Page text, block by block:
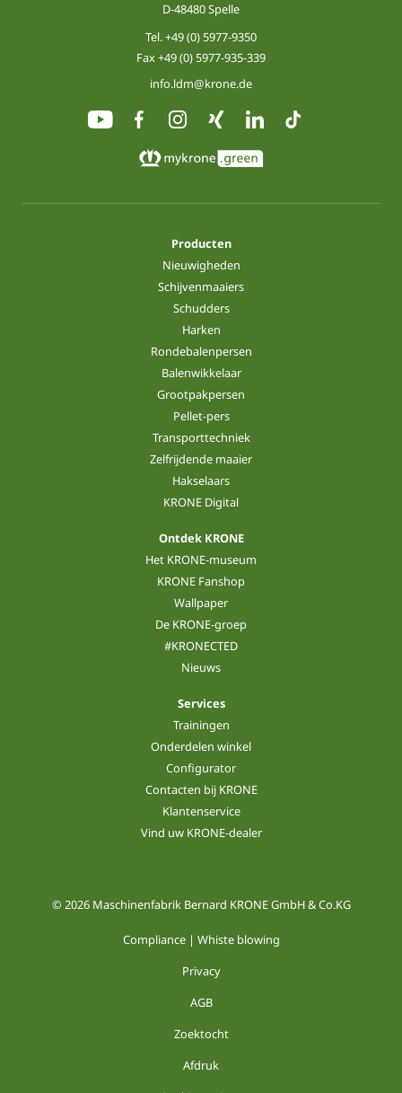
D-48480 Spelle
Tel.+49 (0) 5977-9350
Fax +49 (0) 5977-935-339
info.ldm@krone.de
Producten
Nieuwigheden
Schijvenmaaiers
Schudders
Harken
Rondebalenpersen
Balenwikkelaar
Grootpakpersen
Pellet-pers
Transporttechniek
Zelfrijdende maaier
Hakselaars
KRONE Digital
Ontdek KRONE
Het KRONE-museum
KRONE Fanshop
Wallpaper
De KRONE-groep
#KRONECTED
Nieuws
Services
Trainingen
Onderdelen winkel
Configurator
Contacten bij KRONE
Klantenservice
Vind uw KRONE-dealer
© 2026 Maschinenfabrik Bernard KRONE GmbH & Co.KG
Compliance | Whiste blowing
Privacy
AGB
Zoektocht
Afdruk